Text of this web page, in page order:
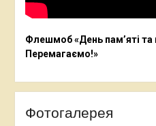
Флешмоб «День пам’яті
Перемагаємо!»
Фотогалерея